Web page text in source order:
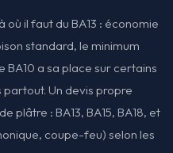
où il faut du BA13 : économie
standard, le minimum
BA10 a sa place sur certains
Un devis propre
plâtre : BA13, BA15, BA18, et
coupe-feu) selon les